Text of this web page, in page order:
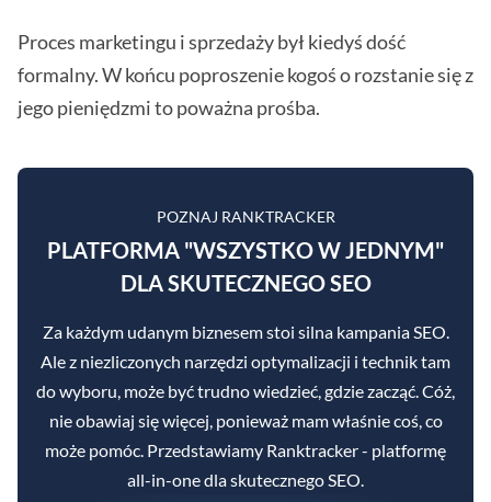
Proces marketingu i sprzedaży był kiedyś dość
formalny. W końcu poproszenie kogoś o rozstanie się z
jego pieniędzmi to poważna prośba.
POZNAJ RANKTRACKER
PLATFORMA "WSZYSTKO W JEDNYM"
DLA SKUTECZNEGO SEO
Za każdym udanym biznesem stoi silna kampania SEO.
Ale z niezliczonych narzędzi optymalizacji i technik tam
do wyboru, może być trudno wiedzieć, gdzie zacząć. Cóż,
nie obawiaj się więcej, ponieważ mam właśnie coś, co
może pomóc. Przedstawiamy Ranktracker - platformę
all-in-one dla skutecznego SEO.